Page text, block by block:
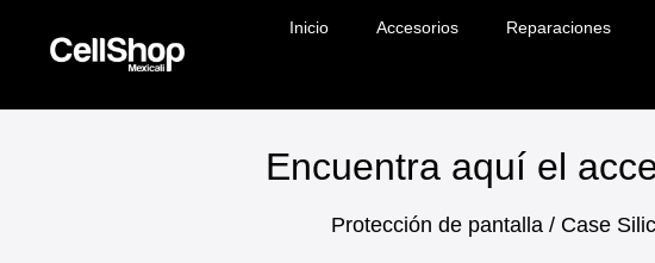
Inicio Accesorios Reparaciones
Encuentra aquí el
Protección de pantalla / Case